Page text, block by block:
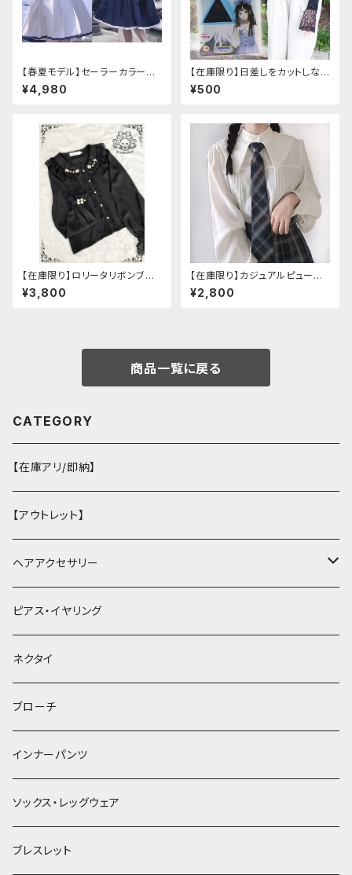
【春夏モデル】セーラーカラープ
リーツワンピース
¥4,980
【在庫限り】日差しをカットしな
がら手元もオシャレに♪ UVア
ームカバー ブラック レース
¥500
【在庫限り】ロリータリボンブラ
ウス：フリーサイズ
¥3,800
【在庫限り】カジュアルピューリ
タンカラープレッピーブラウス
¥2,800
商品一覧に戻る
CATEGORY
【在庫アリ/即納】
【アウトレット】
ヘアアクセサリー
ヘアクリップ
ヘッドドレス・カチューシャ
ヘアゴム
簪
ピアス・イヤリング
ネクタイ
ブローチ
インナーパンツ
ソックス・レッグウェア
ブレスレット